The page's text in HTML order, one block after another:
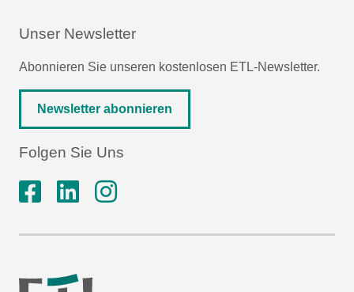
Unser Newsletter
Abonnieren Sie unseren kostenlosen ETL-Newsletter.
Newsletter abonnieren
Folgen Sie Uns